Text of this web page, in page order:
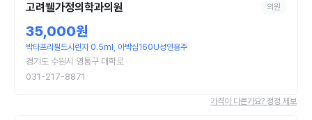
고려웰가정의학과의원 의원
35,000원
박타프리필드시린지 0.5ml, 아박심160U성인용주
경기도 수원시 영통구 대학로
031-217-8871
가격이 다른가요? 정정 제보